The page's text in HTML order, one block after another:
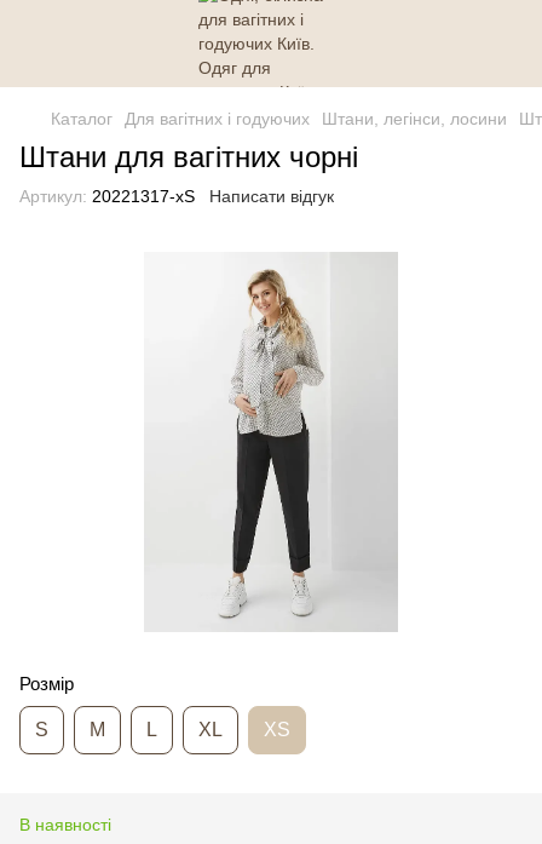
Каталог Для вагітних і годуючих Штани, легінси, лосини
Штани для вагітних чорні
Артикул: 20221317-xS Написати відгук
Розмір
S M L XL XS
В наявності